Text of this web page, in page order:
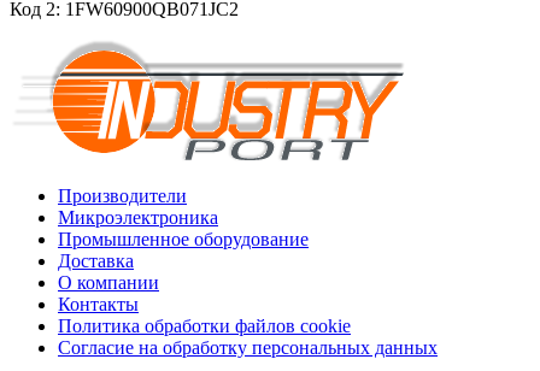
Код 2: 1FW60900QB071JC2
Производители
Микроэлектроника
Промышленное оборудование
Доставка
О компании
Контакты
Политика обработки файлов cookie
Согласие на обработку персональных данных